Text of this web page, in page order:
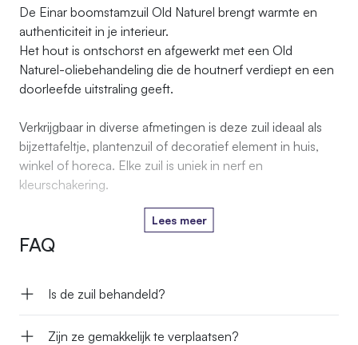
De Einar boomstamzuil Old Naturel brengt warmte en
authenticiteit in je interieur.
Het hout is ontschorst en afgewerkt met een Old
Naturel-oliebehandeling die de houtnerf verdiept en een
doorleefde uitstraling geeft.
Verkrijgbaar in diverse afmetingen is deze zuil ideaal als
bijzettafeltje, plantenzuil of decoratief element in huis,
winkel of horeca. Elke zuil is uniek in nerf en
kleurschakering.
Lees meer
FAQ
Is de zuil behandeld?
Zijn ze gemakkelijk te verplaatsen?